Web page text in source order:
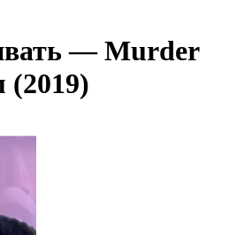
—Murder